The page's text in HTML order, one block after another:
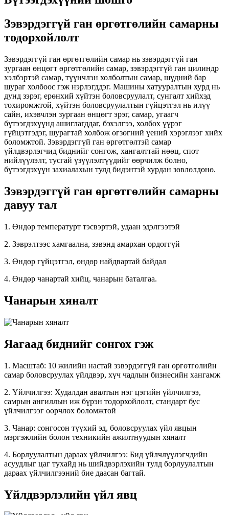
Зэвэрдэггүй ган өргөтгөлийн самарны
тодорхойлолт
Зэвэрдэггүй ган өргөтгөлийн самар нь зэвэрдэггүй ган
зургаан өнцөгт өргөтгөлийн самар, зэвэрдэггүй ган цилиндр
хэлбэртэй самар, түүнчлэн холболтын самар, шүдний бар
шураг холбоос гэж нэрлэгддэг. Машины хатууралтын хурд нь
дунд зэрэг, ерөнхий хүйтэн боловсруулалт, сунгалт хийхэд
тохиромжтой, хүйтэн боловсруулалтын гүйцэтгэл нь илүү
сайн, ихэвчлэн зургаан өнцөгт эрэг, самар, угаагч
бүтээгдэхүүнд ашиглагддаг, бэхэлгээ, холбох үүрэг
гүйцэтгэдэг, шурагтай холбож өгзөгний үений хэрэглээг хийх
боломжтой. Зэвэрдэггүй ган өргөтгөлтэй самар
үйлдвэрлэгчид биднийг сонгож, хангалттай нөөц, спот
нийлүүлэлт, тусгай үзүүлэлтүүдийг өөрчилж болно,
бүтээгдэхүүн захиалахын тулд бидэнтэй хурдан зөвлөлдөнө.
Зэвэрдэггүй ган өргөтгөлийн самарны
давуу тал
1. Өндөр температурт тэсвэртэй, удаан эдэлгээтэй
2. Зэврэлтээс хамгаална, зэвэнд амархан ордоггүй
3. Өндөр гүйцэтгэл, өндөр найдвартай байдал
4. Өндөр чанартай хийц, чанарын баталгаа.
Чанарын хяналт
Яагаад биднийг сонгох гэж
1. Масштаб: 10 жилийн настай зэвэрдэггүй ган өргөтгөлийн
самар боловсруулах үйлдвэр, хүч чадлын бизнесийн хангамж
2. Үйлчилгээ: Худалдан авалтын нэг цэгийн үйлчилгээ,
самрын ангиллын иж бүрэн тодорхойлолт, стандарт бус
үйлчилгээг өөрчлөх боломжтой
3. Чанар: сонгосон түүхий эд, боловсруулах үйл явцын
мэргэжлийн болон техникийн ажилтнуудын хяналт
4. Борлуулалтын дараах үйлчилгээ: Бид үйлчлүүлэгчдийн
асуудлыг цаг тухайд нь шийдвэрлэхийн тулд борлуулалтын
дараах үйлчилгээний бие даасан багтай.
Үйлдвэрлэлийн үйл явц